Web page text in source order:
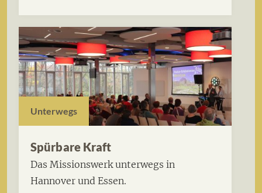
Unterwegs
Spürbare Kraft
Das Missionswerk unterwegs in
Hannover und Essen.